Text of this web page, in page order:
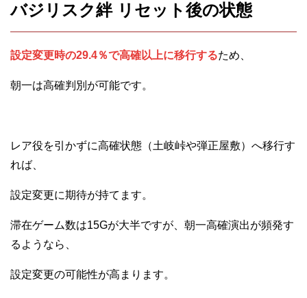
バジリスク絆 リセット後の状態
設定変更時の29.4％で高確以上に移行するため、
朝一は高確判別が可能です。
レア役を引かずに高確状態（土岐峠や弾正屋敷）へ移行す
れば、
設定変更に期待が持てます。
滞在ゲーム数は15Gが大半ですが、朝一高確演出が頻発す
るようなら、
設定変更の可能性が高まります。